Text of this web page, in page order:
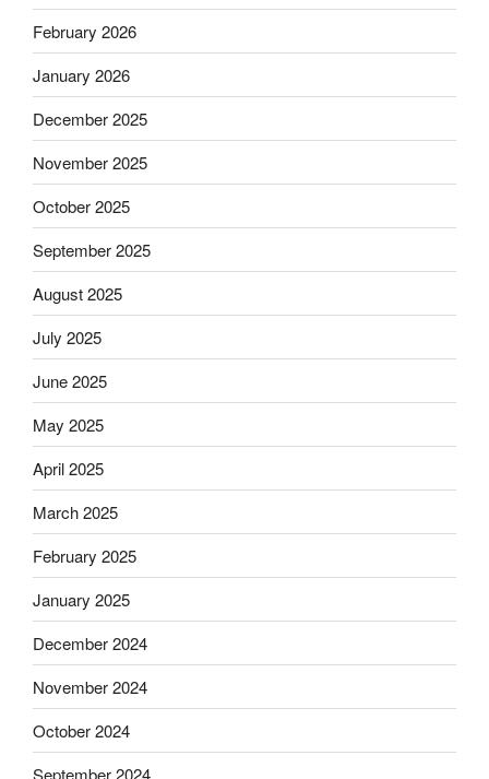
February 2026
January 2026
December 2025
November 2025
October 2025
September 2025
August 2025
July 2025
June 2025
May 2025
April 2025
March 2025
February 2025
January 2025
December 2024
November 2024
October 2024
September 2024